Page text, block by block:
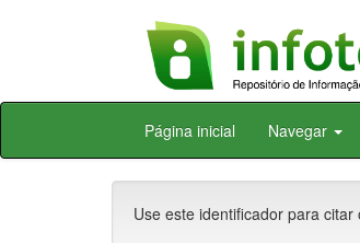
Skip
Página inicial Navegar
Use este identificador para